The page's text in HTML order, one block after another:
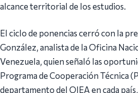
alcance territorial de los estudios.
El ciclo de ponencias cerró con la
González, analista de la Oficina
Venezuela, quien señaló las
Programa de Cooperación Técnica
departamento del OIEA en cada